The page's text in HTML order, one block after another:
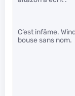
C’est infâme.
bouse sans nom.